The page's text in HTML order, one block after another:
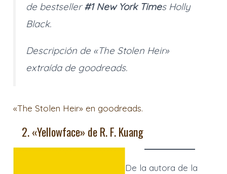
de bestseller#1 New York TimesHolly
Black.
Descripción de «The Stolen Heir»
extraída de goodreads.
«The Stolen Heir» en goodreads.
2. «Yellowface» de R. F. Kuang
De la autora de la